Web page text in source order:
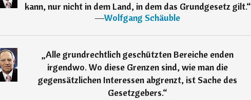
kann, nur nicht in dem Land, in dem das Grundgesetz gilt.“
―Wolfgang Schäuble
„Alle grundrechtlich geschützten Bereiche enden
irgendwo. Wo diese Grenzen sind, wie man die
gegensätzlichen Interessen abgrenzt, ist Sache des
Gesetzgebers.“